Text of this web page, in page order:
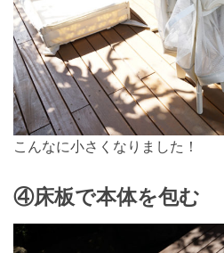
こんなに小さくなりました！
④床板で本体を包む